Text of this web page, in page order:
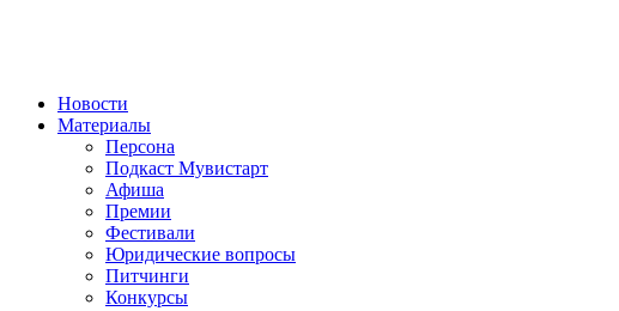
Новости
Материалы
Персона
Подкаст Мувистарт
Афиша
Премии
Фестивали
Юридические вопросы
Питчинги
Конкурсы